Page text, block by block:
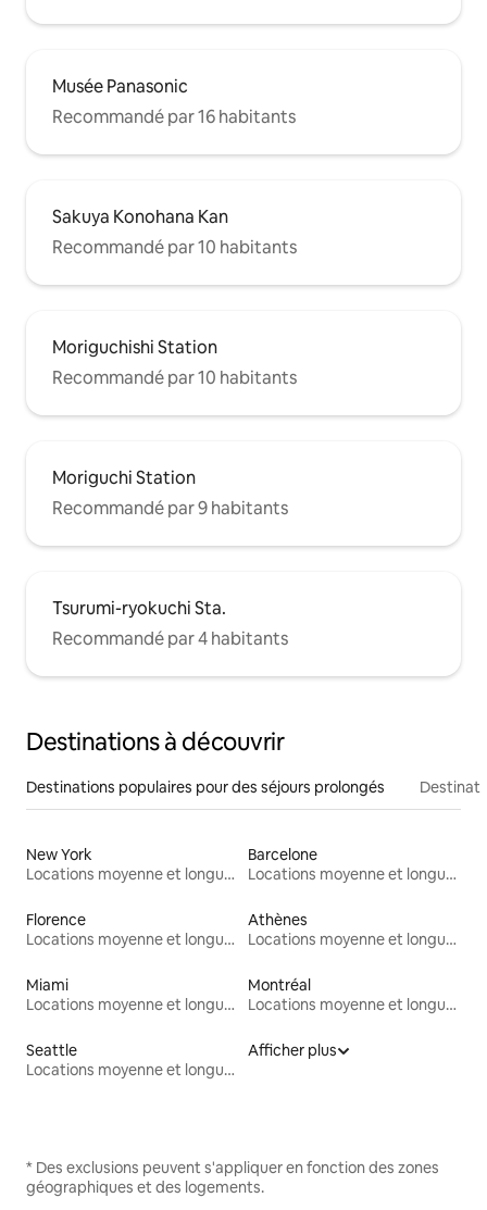
Musée Panasonic
Recommandé par 16 habitants
Sakuya Konohana Kan
Recommandé par 10 habitants
Moriguchishi Station
Recommandé par 10 habitants
Moriguchi Station
Recommandé par 9 habitants
Tsurumi-ryokuchi Sta.
Recommandé par 4 habitants
Destinations à découvrir
Destinations populaires pour des séjours prolongés
New York
Locations moyenne et longue durée
Barcelone
Locations moyenne et longue durée
Florence
Locations moyenne et longue durée
Athènes
Locations moyenne et longue durée
Miami
Locations moyenne et longue durée
Montréal
Locations moyenne et longue durée
Seattle
Locations moyenne et longue durée
Afficher plus
* Des exclusions peuvent s'appliquer en fonction des zones
géographiques et des logements.